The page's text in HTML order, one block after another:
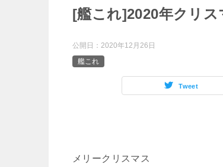
[艦これ]2020年クリ
公開日： 2020年12月26日
艦これ
Tweet
メリークリスマス